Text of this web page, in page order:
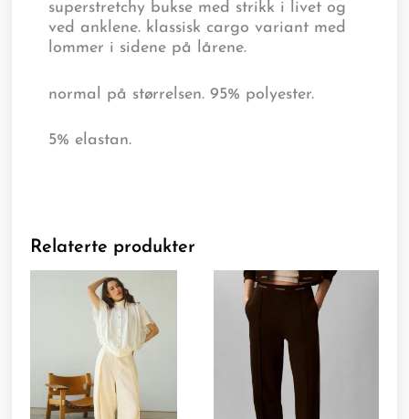
superstretchy bukse med strikk i livet og
ved anklene. klassisk cargo variant med
lommer i sidene på lårene.
normal på størrelsen. 95% polyester.
5% elastan.
Relaterte produkter